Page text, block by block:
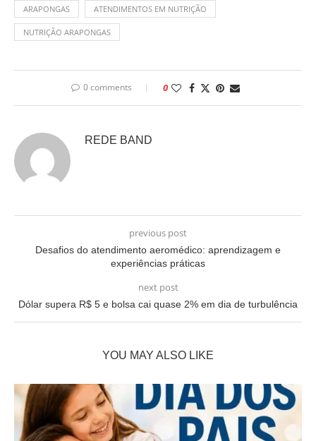
ARAPONGAS ATENDIMENTOS EM NUTRIÇÃO
NUTRIÇÃO ARAPONGAS
0 comments 0
REDE BAND
previous post
Desafios do atendimento aeromédico: aprendizagem e
experiências práticas
next post
Dólar supera R$ 5 e bolsa cai quase 2% em dia de turbulência
YOU MAY ALSO LIKE